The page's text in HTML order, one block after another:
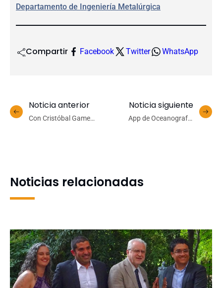
Departamento de Ingeniería Metalúrgica
Compartir Facebook Twitter WhatsApp
Noticia anterior
Con Cristóbal Game
Noticia siguiente
App de Oceanografía
Noticias relacionadas